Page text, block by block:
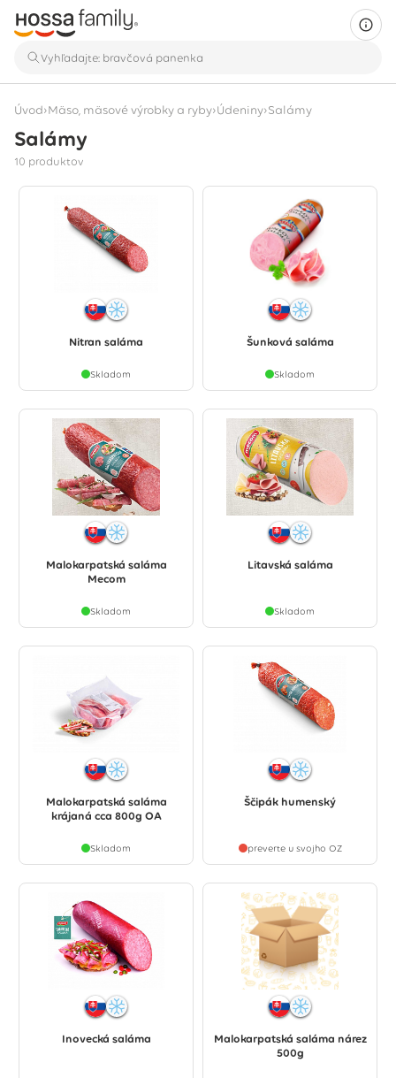
Úvod›Mäso, mäsové výrobky a ryby›Údeniny›Salámy
Salámy
10 produktov
Nitran saláma
Skladom
Šunková saláma
Skladom
Malokarpatská saláma
Mecom
Skladom
Litavská saláma
Skladom
Malokarpatská saláma
krájaná cca 800g OA
Skladom
Ščipák humenský
preverte u svojho OZ
Inovecká saláma
Malokarpatská saláma nárez
500g